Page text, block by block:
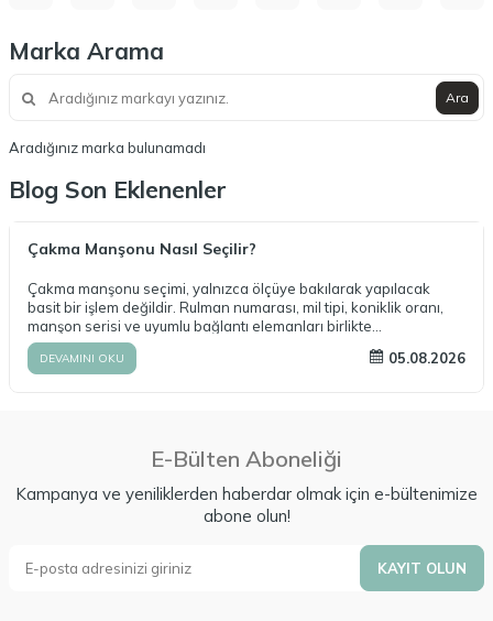
Marka Arama
Ara
Aradığınız marka bulunamadı
Blog Son Eklenenler
Çakma Manşonu Nasıl Seçilir?
Çakma manşonu seçimi, yalnızca ölçüye bakılarak yapılacak
basit bir işlem değildir. Rulman numarası, mil tipi, koniklik oranı,
manşon serisi ve uyumlu bağlantı elemanları birlikte
değerlendirilmelidir. Doğru ürün seçimi, sistemin güvenli ve uzun
ömürlü çalışmasının temelini oluşturur. Makparsan olarak AH ve
DEVAMINI OKU 05.08.2026
E-Bülten Aboneliği
Kampanya ve yeniliklerden haberdar olmak için e-bültenimize
abone olun!
KAYIT OLUN